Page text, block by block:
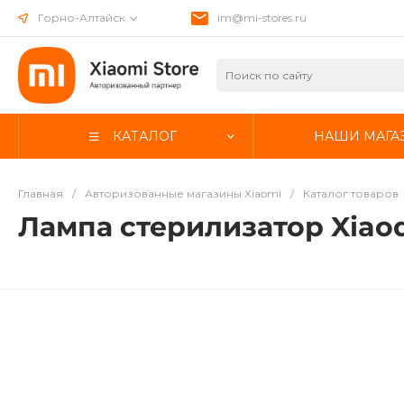
Горно-Алтайск im@mi-stores.ru
КАТАЛОГ НАШИ
Главная / Авторизованные магазины Xiaomi / Каталог товаров
Лампа стерилизатор